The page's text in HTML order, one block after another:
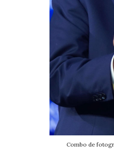
Combo de